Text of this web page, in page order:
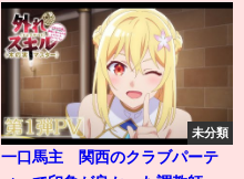
未分類
一口馬主 関西のクラブパーテ